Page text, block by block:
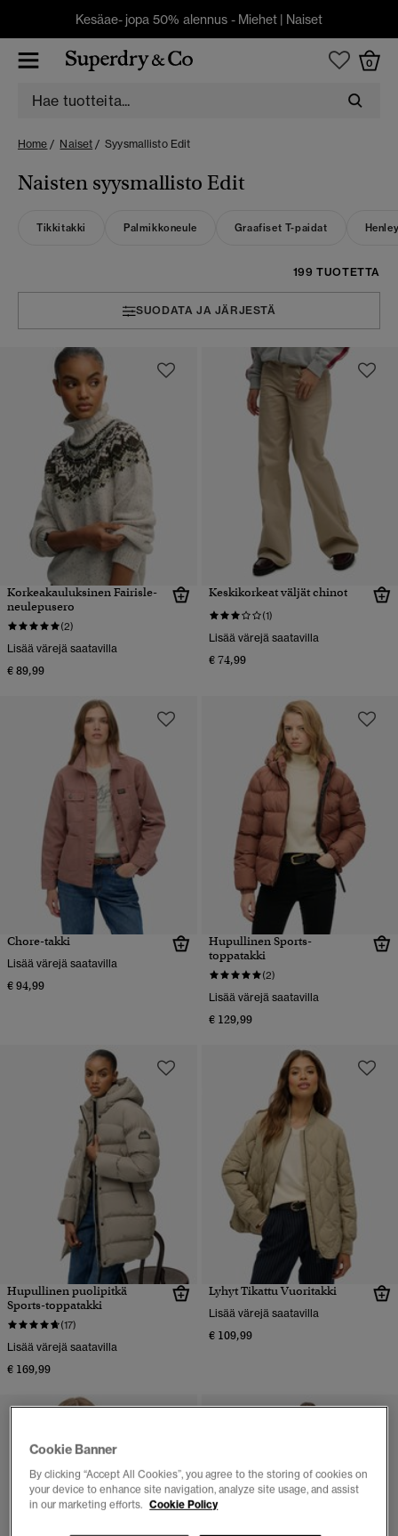
Kesäae- jopa 50% alennus - Miehet | Naiset
0
Home Naiset Syysmallisto Edit
Naisten syysmallisto Edit
Tikkitakki Palmikkoneule Graafiset T-paidat
199 TUOTETTA
SUODATA JA JÄRJESTÄ
Korkeakauluksinen Fairisle-
neulepusero
(2)
Lisää värejä saatavilla
€ 89,99
Keskikorkeat väljät chinot
(1)
Lisää värejä saatavilla
€ 74,99
Chore-takki
Lisää värejä saatavilla
€ 94,99
Hupullinen Sports-
toppatakki
(2)
Lisää värejä saatavilla
€ 129,99
Hupullinen puolipitkä
Sports-toppatakki
(17)
Lisää värejä saatavilla
€ 169,99
Lyhyt Tikattu Vuoritakki
Lisää värejä saatavilla
€ 109,99
Cookie Banner
By clicking “Accept All Cookies”, you agree to the storing of cookies on
your device to enhance site navigation, analyze site usage, and assist
in our marketing efforts. Cookie Policy